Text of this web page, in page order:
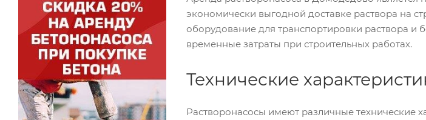
экономически выгодной доставке раствора на
оборудование для транспортировки раствора и
временные затраты при строительных работах.
Технические
Растворонасосы имеют различные технические